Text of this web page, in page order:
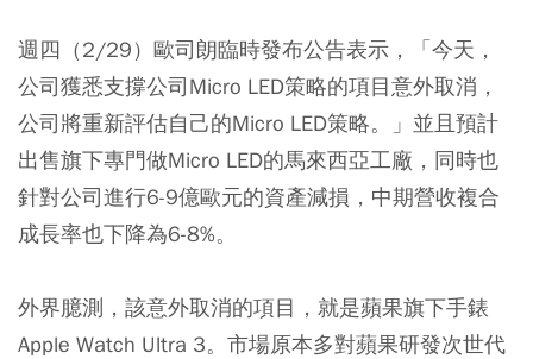
週四（2/29）歐司朗臨時發布公告表示，「今天，
公司獲悉支撐公司Micro LED策略的項目意外取消，
公司將重新評估自己的Micro LED策略。」並且預計
出售旗下專門做Micro LED的馬來西亞工廠，同時也
針對公司進行6-9億歐元的資產減損，中期營收複合
成長率也下降為6-8%。
外界臆測，該意外取消的項目，就是蘋果旗下手錶
Apple Watch Ultra 3。市場原本多對蘋果研發次世代